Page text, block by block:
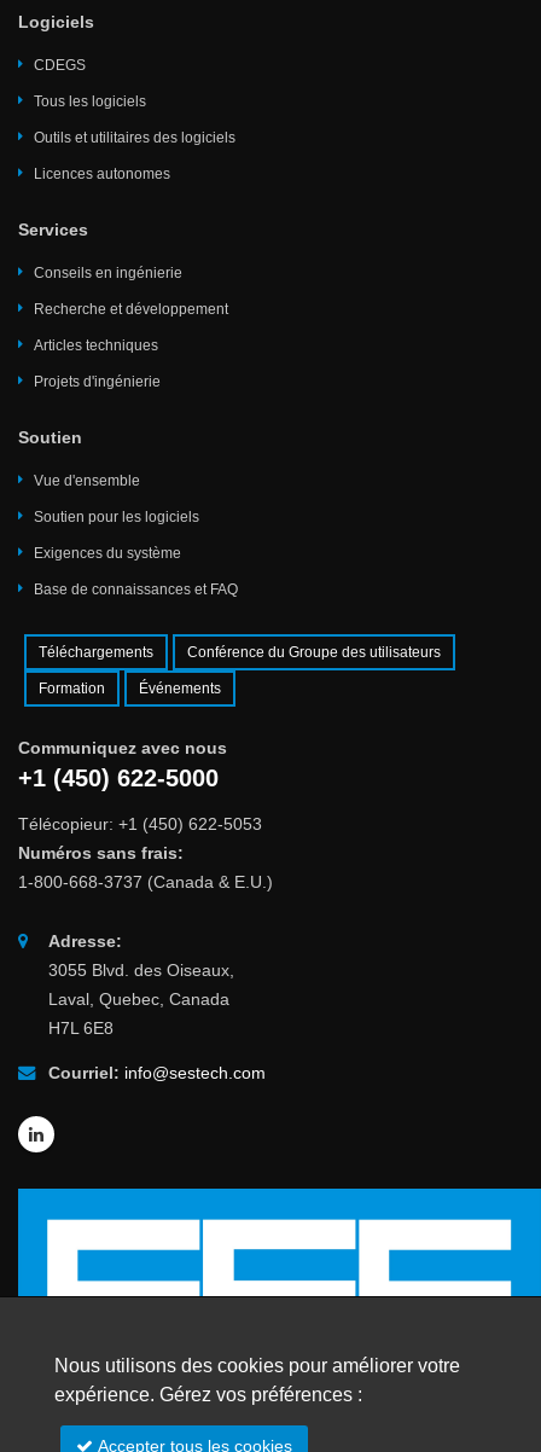
Logiciels
CDEGS
Tous les logiciels
Outils et utilitaires des logiciels
Licences autonomes
Services
Conseils en ingénierie
Recherche et développement
Articles techniques
Projets d'ingénierie
Soutien
Vue d'ensemble
Soutien pour les logiciels
Exigences du système
Base de connaissances et FAQ
Téléchargements Conférence du Groupe des utilisateurs
Formation Événements
Communiquez avec nous
+1 (450) 622-5000
Télécopieur: +1 (450) 622-5053
Numéros sans frais:
1-800-668-3737 (Canada & E.U.)
Adresse:
3055 Blvd. des Oiseaux,
Laval, Quebec, Canada
H7L 6E8
Courriel: info@sestech.com
© 2026 SafEngServices & technologies ltée
Nous utilisons des cookies pour améliorer votre
expérience. Gérez vos préférences :
Accepter tous les cookies